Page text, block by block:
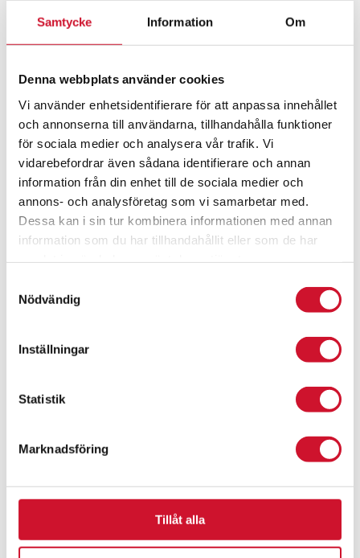
Samtycke Information Om
Denna webbplats använder cookies
Vi använder enhetsidentifierare för att anpassa innehållet
och annonserna till användarna, tillhandahålla funktioner
för sociala medier och analysera vår trafik. Vi
vidarebefordrar även sådana identifierare och annan
information från din enhet till de sociala medier och
annons- och analysföretag som vi samarbetar med.
Dessa kan i sin tur kombinera informationen med annan
information som du har tillhandahållit eller som de har
Nödvändig
Inställningar
Statistik
Marknadsföring
Tillåt alla